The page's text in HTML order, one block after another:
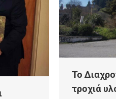
Το
τροχιά